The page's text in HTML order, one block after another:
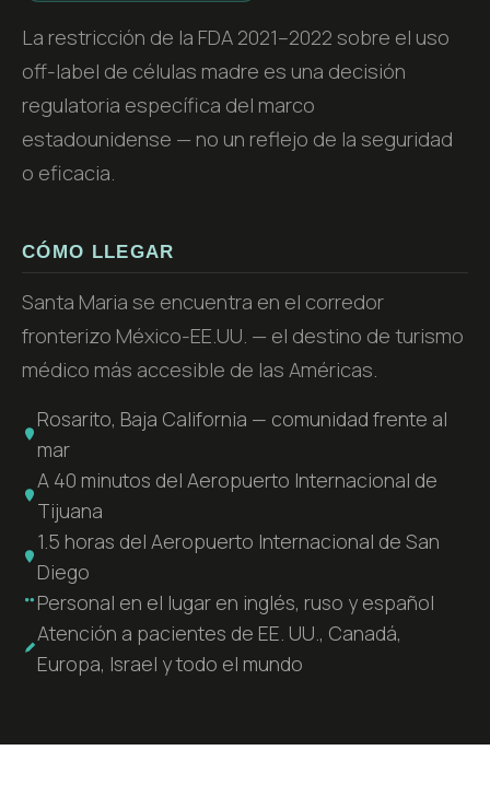
La restricción de la FDA 2021–2022 sobre el uso
off-label de células madre es una decisión
regulatoria específica del marco
estadounidense — no un reflejo de la seguridad
o eficacia.
CÓMO LLEGAR
Santa Maria se encuentra en el corredor
fronterizo México-EE.UU. — el destino de turismo
médico más accesible de las Américas.
Rosarito, Baja California — comunidad frente al
mar
A 40 minutos del Aeropuerto Internacional de
Tijuana
1.5 horas del Aeropuerto Internacional de San
Diego
Personal en el lugar en inglés, ruso y español
Atención a pacientes de EE. UU., Canadá,
Europa, Israel y todo el mundo